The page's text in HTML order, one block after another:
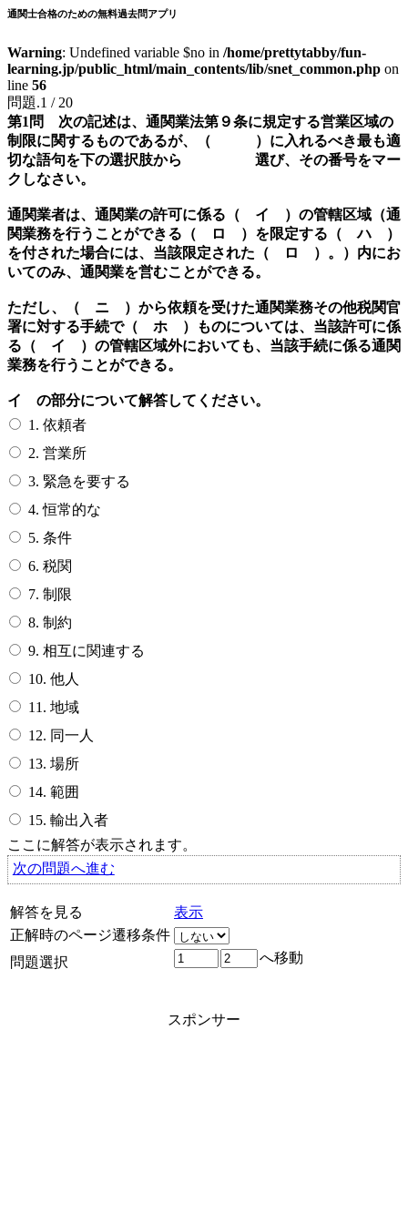
通関士合格のための無料過去問アプリ
Warning: Undefined variable $no in /home/prettytabby/fun-
learning.jp/public_html/main_contents/lib/snet_common.php on
line 56
問題.1 / 20
第1問 次の記述は、通関業法第９条に規定する営業区域の
制限に関するものであるが、（ ）に入れるべき最も適
切な語句を下の選択肢から 選び、その番号をマー
クしなさい。
通関業者は、通関業の許可に係る（ イ ）の管轄区域（通
関業務を行うことができる（ ロ ）を限定する（ ハ ）
を付された場合には、当該限定された（ ロ ）。）内にお
いてのみ、通関業を営むことができる。
ただし、（ ニ ）から依頼を受けた通関業務その他税関官
署に対する手続で（ ホ ）ものについては、当該許可に係
る（ イ ）の管轄区域外においても、当該手続に係る通関
業務を行うことができる。
イ の部分について解答してください。
1. 依頼者
2. 営業所
3. 緊急を要する
4. 恒常的な
5. 条件
6. 税関
7. 制限
8. 制約
9. 相互に関連する
10. 他人
11. 地域
12. 同一人
13. 場所
14. 範囲
15. 輸出入者
ここに解答が表示されます。
次の問題へ進む
解答を見る
表示
正解時のページ遷移条件
問題選択
へ移動
スポンサー